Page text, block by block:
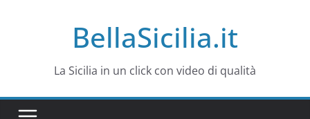
BellaSicilia.it
La Sicilia in un click con video di qualità